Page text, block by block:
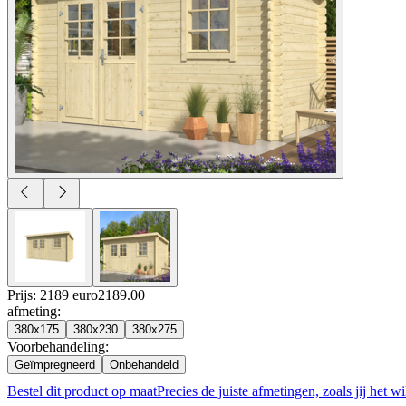
Prijs: 2189 euro2189.00
afmeting:
380x175 380x230 380x275
Voorbehandeling:
Geïmpregneerd Onbehandeld
Bestel dit product op maatPrecies de juiste afmetingen, zoals jij het